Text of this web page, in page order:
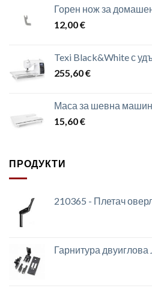
Горен нож за
12,00€
Texi Black&White с
255,60€
Маса за шевна
15,60€
ПРОДУКТИ
210365 - Плетач
Гарнитура